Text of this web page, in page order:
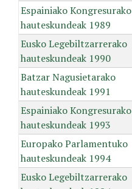
Espainiako Kongresurako
hauteskundeak 1989
Eusko Legebiltzarrerako
hauteskundeak 1990
Batzar Nagusietarako
hauteskundeak 1991
Espainiako Kongresurako
hauteskundeak 1993
Europako Parlamentuko
hauteskundeak 1994
Eusko Legebiltzarrerako